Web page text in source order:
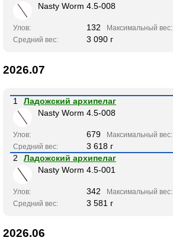
Nasty Worm 4.5-008
Улов: 132 Максимальный вес:
Средний вес: 3 090 г
2026.07
1
Ладожский архипелаг
Nasty Worm 4.5-008
Улов: 679 Максимальный вес:
Средний вес:
3 618 г
2
Ладожский архипелаг
Nasty Worm 4.5-001
Улов: 342 Максимальный вес:
Средний вес: 3 581 г
2026.06